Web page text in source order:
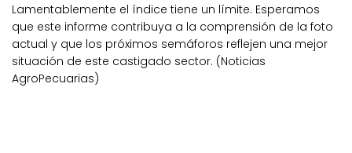
Lamentablemente el índice tiene un límite. Esperamos
que este informe contribuya a la comprensión de la foto
actual y que los próximos semáforos reflejen una mejor
situación de este castigado sector. (Noticias
AgroPecuarias)